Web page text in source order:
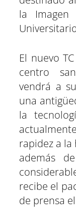
la Imagen
El nuevo
centro
vendrá a
una
la
rapidez a la
además
recibe el
de prensa